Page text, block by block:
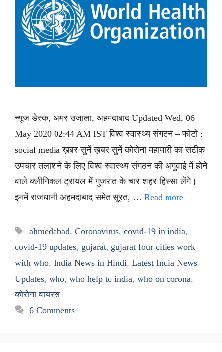
न्यूज डेस्क, अमर उजाला, अहमदाबाद Updated Wed, 06
May 2020 02:44 AM IST विश्व स्वास्थ्य संगठन – फोटो :
social media ख़बर सुनें ख़बर सुनें कोरोना महामारी का सटीक
उपचार तलाशने के लिए विश्व स्वास्थ्य संगठन की अगुवाई में होने
वाले क्लीनिकल ट्रायल में गुजरात के चार शहर हिस्सा लेंगे।
इनमें राजधानी अहमदाबाद समेत सूरत, … Read more
Tags
ahmedabad, Coronavirus, covid-19 in india,
covid-19 updates, gujarat, gujarat four cities work
with who, India News in Hindi, Latest India News
Updates, who, who help to india, who on corona,
कोरोना वायरस
6 Comments